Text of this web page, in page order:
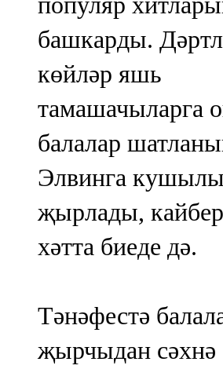
башкарды.
көйләр яшь
балалар
Элвинга
җырлады,
хәтта биеде дә.
Тәнәфестә
җырчыдан сәхнә